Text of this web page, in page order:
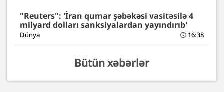
"Reuters": 'İran qumar şəbəkəsi vasitəsilə 4
milyard dolları sanksiyalardan yayındırıb'
Dünya 16:38
Bütün xəbərlər